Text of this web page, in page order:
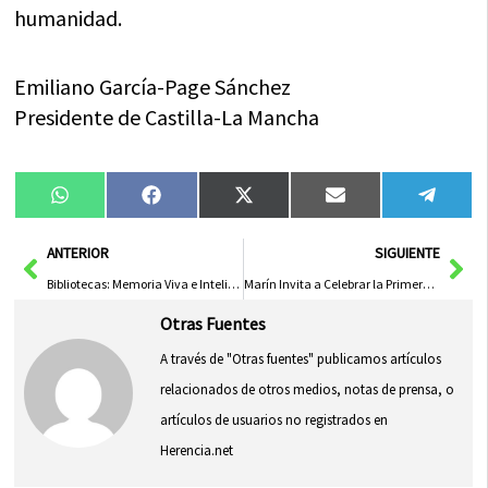
humanidad.
Emiliano García-Page Sánchez
Presidente de Castilla-La Mancha
Compartir
en
WhatsAppCompartir
en
FacebookCompartir
en
X
(Twitter)
Compartir
en
Email
en
AntANTERIOR
Bibliotecas: Memoria Viva e Inteligencia Colectiva
SIGUIENTE
Marín Invita a Celebrar la Primera Feria Gastronómica «Pueblos de España»
Otras Fuentes
A través de "Otras fuentes" publicamos artículos
relacionados de otros medios, notas de prensa, o
artículos de usuarios no registrados en
Herencia.net